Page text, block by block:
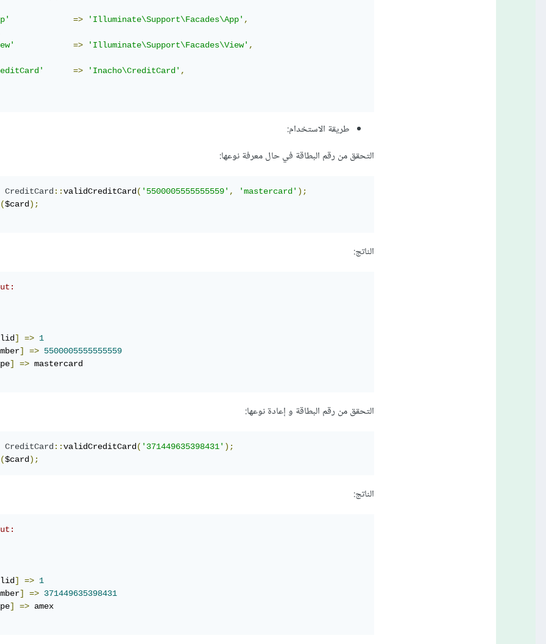
=> 'Illuminate\Support\Facades\App' ,
=> 'Illuminate\Support\Facades\View' ,
=> 'Inacho\CreditCard' ,
طريقة الاستخدام:
التحقق من رقم البطاقة في حال معرفة نوعها:
CreditCard ::validCreditCard ( '5500005555555559' , 'mastercard' );
($card );
الناتج:
] => 1
] => 5500005555555559
] =>
التحقق من رقم البطاقة و إعادة نوعها:
CreditCard ::validCreditCard ( '371449635398431' );
($card );
الناتج:
] => 1
] => 371449635398431
] =>